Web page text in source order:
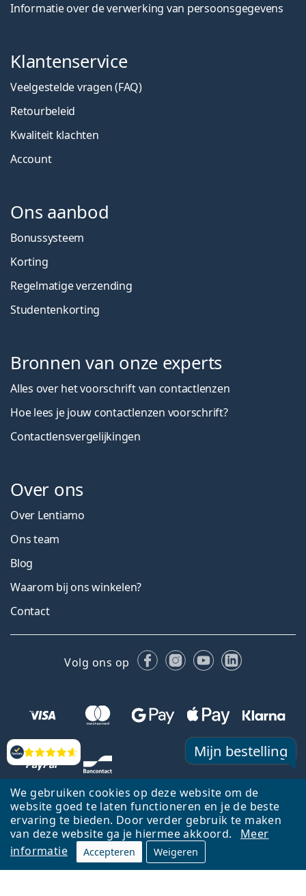
We gebruiken cookies op deze website om de
website goed te laten functioneren en je de beste
ervaring te bieden. Door verder gebruik te maken
van deze website ga je hiermee akkoord.
Meer
informatie
Accepteren Weigeren
Beoordelingen Mijn bestelling
Informatie over de verwerking van persoonsgegevens
Klantenservice
Veelgestelde vragen (FAQ)
Retourbeleid
Kwaliteit klachten
Account
Ons aanbod
Bonussysteem
Korting
Regelmatige verzending
Studentenkorting
Bronnen van onze experts
Alles over het voorschrift van contactlenzen
Hoe lees je jouw contactlenzen voorschrift?
Contactlensvergelijkingen
Over ons
Over Lentiamo
Ons team
Blog
Waarom bij ons winkelen?
Contact
Volg ons op FacebookInstagram
YouTubeLinkedIn
Terug naar de homepagina Ga omhoog